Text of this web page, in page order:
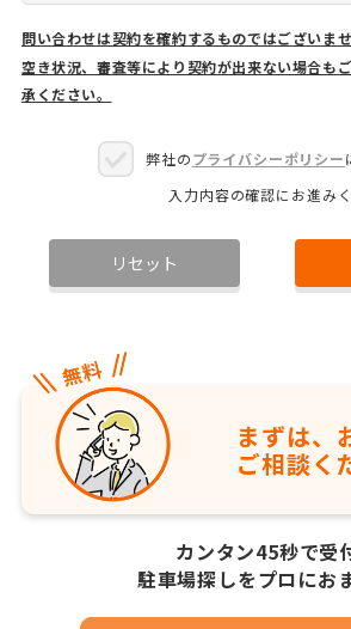
問い合わせは契約を確約するものではございませ
空き状況、審査等により契約が出来ない場合も
承ください。
弊社のプライバシーポリシー
入力内容の確認にお進みく
リセット
まずは、
ご相談く
カンタン45秒で受
駐車場探しをプロにお